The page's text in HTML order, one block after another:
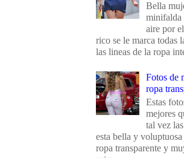
Bella
minifalda
aire por
rico se le marca todas
las lineas de la ropa
Fotos de
ropa
Estas
mejores
tal vez
esta bella y
ropa transparente y